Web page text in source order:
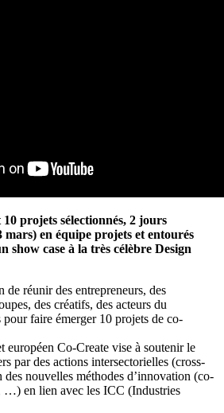
10 projets sélectionnés, 2 jours
mars) en équipe projets et entourés
show case à la très célèbre Design
de réunir des entrepreneurs, des
des créatifs, des acteurs du
pour faire émerger 10 projets de co-
européen Co-Create vise à soutenir le
par des actions intersectorielles (cross-
nouvelles méthodes d’innovation (co-
…) en lien avec les ICC (Industries